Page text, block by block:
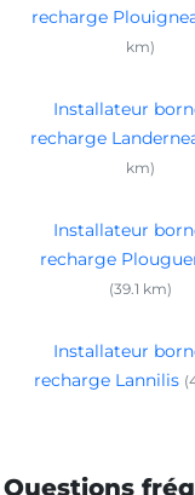
recharge
km)
Installateur
recharge
km)
Installateur
recharge
(39.1 km)
Installateur
recharge Lannilis
Questions